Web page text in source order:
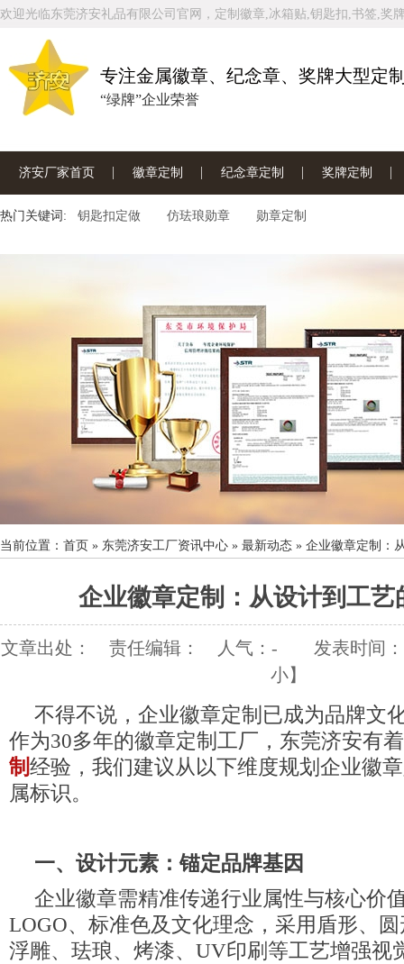
欢迎光临东莞济安礼品有限公司官网，定制徽章,冰箱贴,钥匙扣,书签,奖
专注金属徽章、纪念章、奖牌大型定
“绿牌”企业荣誉
济安厂家首页 徽章定制 纪念章定制 奖牌定制
联系济安工厂
热门关键词: 钥匙扣定做 仿珐琅勋章 勋章定制
当前位置： 首页 » 东莞济安工厂资讯中心 » 最新动态 » 企业徽章定制：
企业徽章定制：从设计到工艺
文章出处： 责任编辑： 人气：-
发表时间
小】
不得不说，企业徽章定制已成为品牌文
作为30多年的徽章定制工厂，东莞济安有
制经验，我们建议从以下维度规划企业徽
属标识。
一、设计元素：锚定品牌基因
企业徽章需精准传递行业属性与核心价
LOGO、标准色及文化理念，采用盾形、
浮雕、珐琅、烤漆、UV印刷等工艺增强视